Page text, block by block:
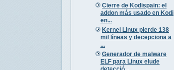
Cierre de Kodispain: el
addon más usado en Kodi
en...
Kernel Linux pierde 138
mil líneas y decepciona a
...
Generador de malware
ELF para Linux elude